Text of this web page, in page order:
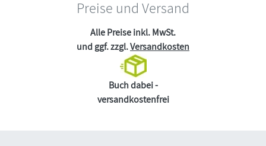
Preise und Versand
Alle Preise inkl. MwSt.
und ggf. zzgl.Versandkosten
Buch dabei -
versandkostenfrei